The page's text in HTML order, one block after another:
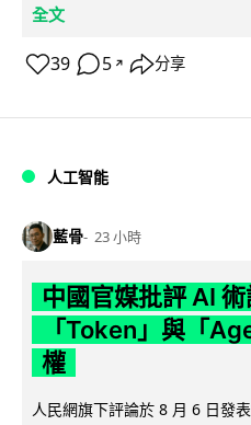
全文
39 5 ↗ 分享
人工智能
藍骨 23 小時
中國官媒批評 AI
「Token」與「
權
人民網旗下評論於 8 月 6 日發